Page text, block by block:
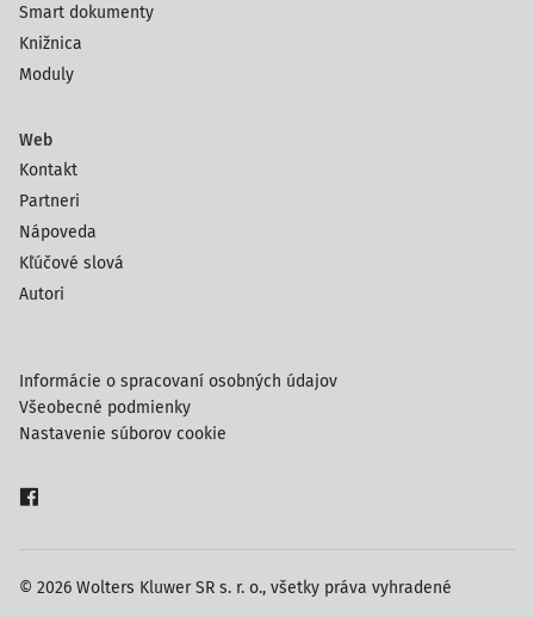
Smart dokumenty
Knižnica
Moduly
Web
Kontakt
Partneri
Nápoveda
Kľúčové slová
Autori
© 2026 Wolters Kluwer SR s. r. o., všetky práva vyhradené
Informácie o spracovaní osobných údajov
Všeobecné podmienky
Nastavenie súborov cookie